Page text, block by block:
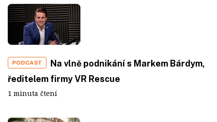
PODCAST
Na vlně podnikání s Markem Bárdym,
ředitelem firmy VR Rescue
1 minuta čtení